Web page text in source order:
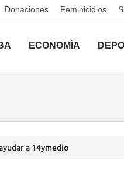
Donaciones Feminicidios
ECONOMÍA
a 14ymedio